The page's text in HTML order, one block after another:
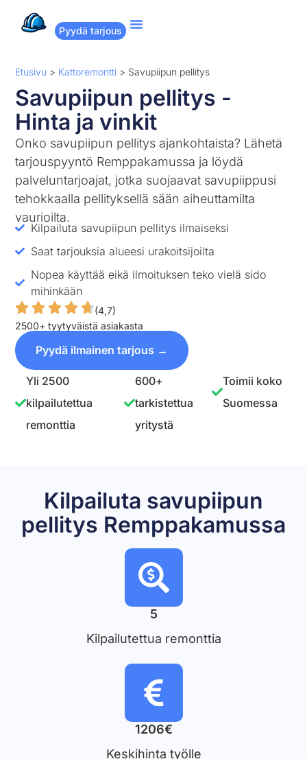
Pyydä tarjous
Etusivu > Kattoremontti > Savupiipun pellitys
Savupiipun pellitys -
Hinta ja vinkit
Onko savupiipun pellitys ajankohtaista? Lähetä
tarjouspyyntö Remppakamussa ja löydä
palveluntarjoajat, jotka suojaavat savupiippusi
tehokkaalla pellityksellä sään aiheuttamilta
vaurioilta.
Kilpailuta savupiipun pellitys ilmaiseksi
Saat tarjouksia alueesi urakoitsijoilta
Nopea käyttää eikä ilmoituksen teko vielä sido
mihinkään
(4,7)
2500+ tyytyväistä asiakasta
Pyydä ilmainen tarjous →
Yli 2500
kilpailutettua
remonttia
600+
tarkistettua
yritystä
Toimii koko
Suomessa
Kilpailuta savupiipun
pellitys Remppakamussa
5
Kilpailutettua remonttia
1206€
Keskihinta työlle